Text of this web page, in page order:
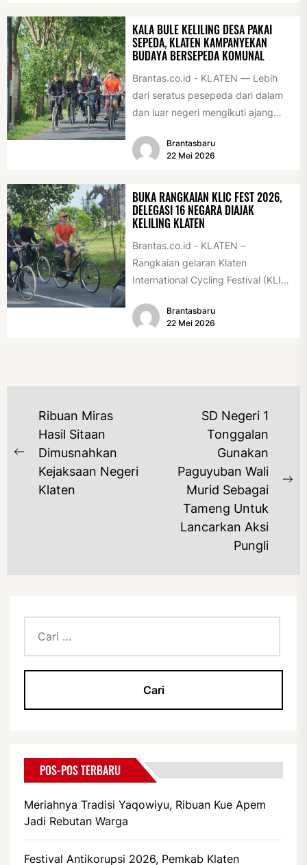
KALA BULE KELILING DESA PAKAI
SEPEDA, KLATEN KAMPANYEKAN
BUDAYA BERSEPEDA KOMUNAL
Brantas.co.id - KLATEN — Lebih
dari seratus pesepeda dari dalam
dan luar negeri mengikuti ajang
Association Rally...
Brantasbaru
22 Mei 2026
BUKA RANGKAIAN KLIC FEST 2026,
DELEGASI 16 NEGARA DIAJAK
KELILING KLATEN
Brantas.co.id - KLATEN –
Rangkaian gelaran Klaten
International Cycling Festival (KLIC
(17/5/2026). Rangkaian kegiatan
dibuka...
Brantasbaru
22 Mei 2026
NAVIGASI
POS
Previous
post:
Ribuan Miras
Hasil Sitaan
Dimusnahkan
Kejaksaan Negeri
Klaten
SD Negeri 1
Tonggalan
Gunakan
Paguyuban Wali
Murid Sebagai
Tameng Untuk
Lancarkan Aksi
Pungli
untuk:
POS-POS TERBARU
Meriahnya Tradisi Yaqowiyu, Ribuan Kue Apem
Jadi Rebutan Warga
Festival Antikorupsi 2026, Pemkab Klaten